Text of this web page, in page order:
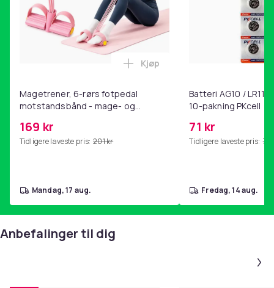
Magetrener, 6-rørs fotpedal
motstandsbånd - mage- og
hjemmegymnastikk Pink
169 kr
Tidligere laveste pris: 201 kr
Legg Magetrener, 6-rørs
Kjøp
mandag, 17 aug.
Batteri AG10 /
10-pakning PKcell
71 kr
Tidligere laveste pris: 76
fredag, 14 aug.
Anbefalinger til dig